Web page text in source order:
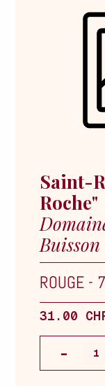
Saint-
Roche"
Buisson
ROUGE -
31.00